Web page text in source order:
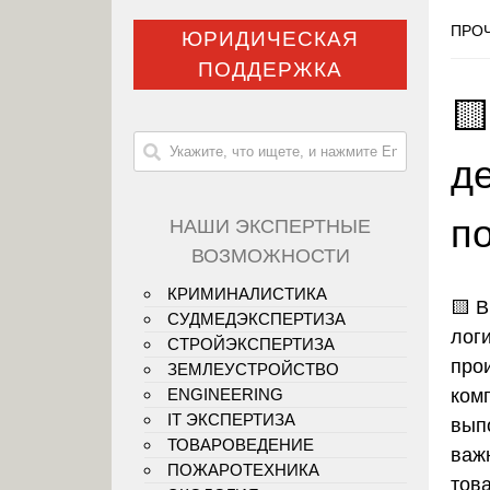
🟨
ЮРИДИЧЕСКАЯ
ПОДДЕРЖКА
НАШИ ЭКСПЕРТНЫЕ
ВОЗМОЖНОСТИ
КРИМИНАЛИСТИКА
СУДМЕДЭКСПЕРТИЗА
СТРОЙЭКСПЕРТИЗА
ЗЕМЛЕУСТРОЙСТВО
ENGINEERING
IT ЭКСПЕРТИЗА
ТОВАРОВЕДЕНИЕ
ПОЖАРОТЕХНИКА